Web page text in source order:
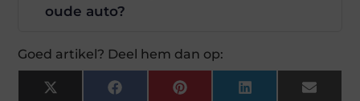
oude auto?
Goed artikel? Deel hem dan op:
X
FacebookPinterestLinkedInEmail